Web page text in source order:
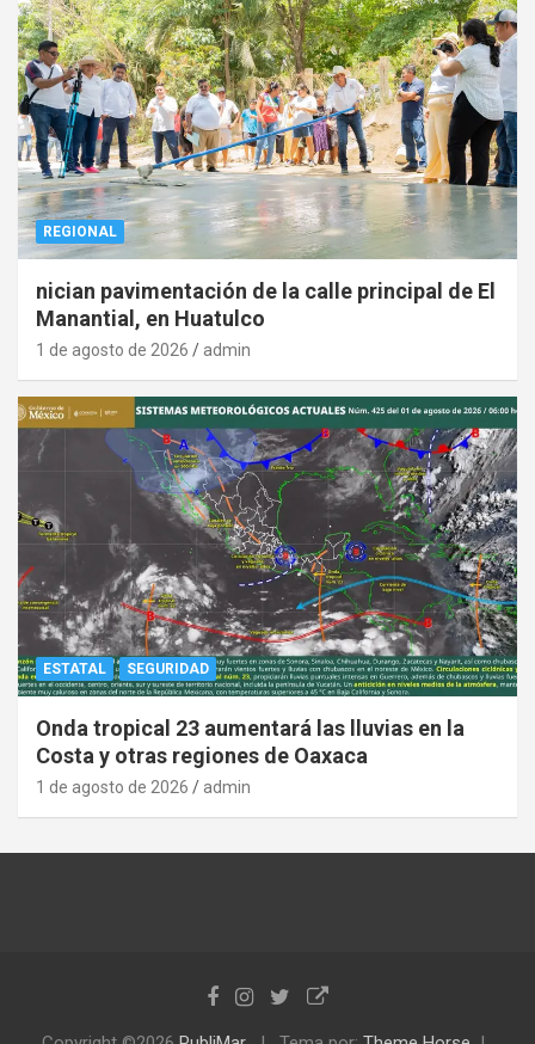
REGIONAL
nician pavimentación de la calle principal de El
Manantial, en Huatulco
1 de agosto de 2026 admin
ESTATAL SEGURIDAD
Onda tropical 23 aumentará las lluvias en la
Costa y otras regiones de Oaxaca
1 de agosto de 2026 admin